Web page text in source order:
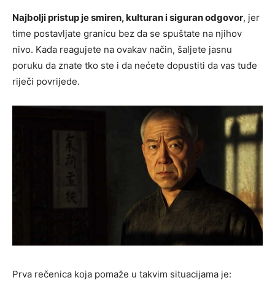
Najbolji pristup je smiren, kulturan i siguran odgovor, jer
time postavljate granicu bez da se spuštate na njihov
nivo. Kada reagujete na ovakav način, šaljete jasnu
poruku da znate tko ste i da nećete dopustiti da vas tuđe
riječi povrijede.
Prva rečenica koja pomaže u takvim situacijama je: